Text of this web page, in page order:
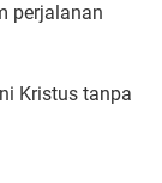
perjalanan
Kristus tanpa